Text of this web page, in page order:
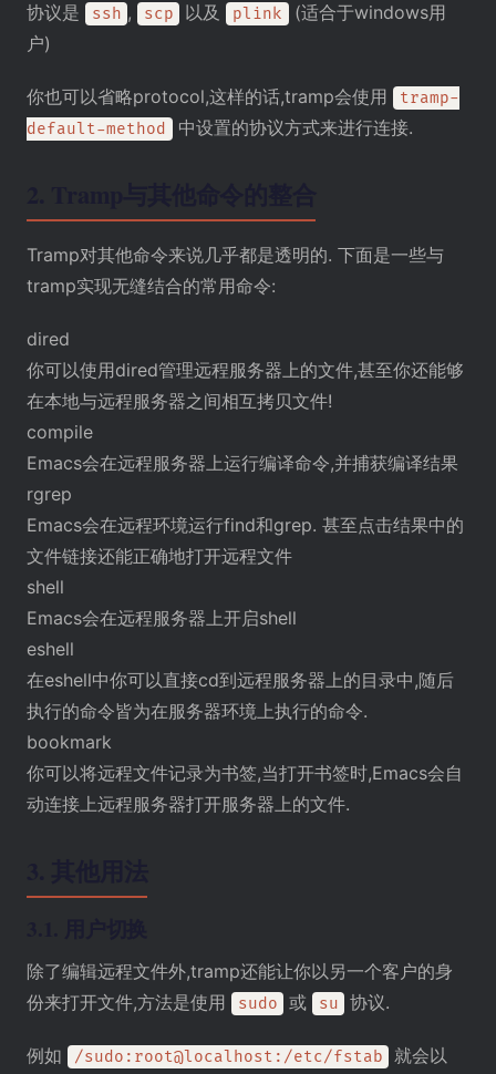
协议是
ssh , scp 以及 plink (适合于windows用
户)
你也可以省略protocol,这样的话,tramp会使用
tramp-
default-method 中设置的协议方式来进行连接.
Tramp对其他命令来说几乎都是透明的. 下面是一些与
tramp实现无缝结合的常用命令:
dired
你可以使用dired管理远程服务器上的文件,甚至你还能够
在本地与远程服务器之间相互拷贝文件!
compile
Emacs会在远程服务器上运行编译命令,并捕获编译结果
rgrep
Emacs会在远程环境运行find和grep. 甚至点击结果中的
文件链接还能正确地打开远程文件
shell
Emacs会在远程服务器上开启shell
eshell
在eshell中你可以直接cd到远程服务器上的目录中,随后
执行的命令皆为在服务器环境上执行的命令.
bookmark
你可以将远程文件记录为书签,当打开书签时,Emacs会自
动连接上远程服务器打开服务器上的文件.
除了编辑远程文件外,tramp还能让你以另一个客户的身
份来打开文件,方法是使用
sudo 或 su 协议.
例如 /sudo:root@localhost:/etc/fstab
就会以